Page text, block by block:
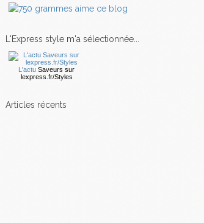
L'Express style m'a sélectionnée...
L'actu Saveurs sur
lexpress.fr/Styles
articles récents